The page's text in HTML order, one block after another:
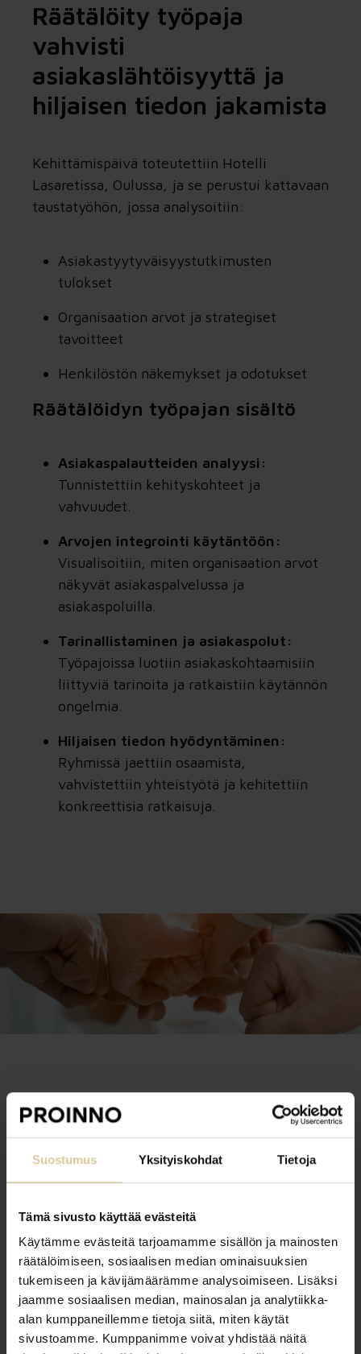
Suostumus Yksityiskohdat Tietoja
Tämä sivusto käyttää evästeitä
Käytämme evästeitä tarjoamamme sisällön ja mainosten
räätälöimiseen, sosiaalisen median ominaisuuksien
tukemiseen ja kävijämäärämme analysoimiseen. Lisäksi
jaamme sosiaalisen median, mainosalan ja analytiikka-
alan kumppaneillemme tietoja siitä, miten käytät
sivustoamme. Kumppanimme voivat yhdistää näitä
Räätälöity työpaja
vahvisti
asiakaslähtöisyyttä ja
hiljaisen tiedon jakamista
Kehittämispäivä toteutettiin Hotelli
Lasaretissa, Oulussa, ja se perustui kattavaan
taustatyöhön, jossa analysoitiin:
Asiakastyytyväisyystutkimusten
tulokset
Organisaation arvot ja strategiset
tavoitteet
Henkilöstön näkemykset ja odotukset
Räätälöidyn työpajan sisältö
Asiakaspalautteiden analyysi:
Tunnistettiin kehityskohteet ja
vahvuudet.
Arvojen integrointi käytäntöön:
Visualisoitiin, miten organisaation arvot
näkyvät asiakaspalvelussa ja
asiakaspoluilla.
Tarinallistaminen ja asiakaspolut:
Työpajoissa luotiin asiakaskohtaamisiin
liittyviä tarinoita ja ratkaistiin käytännön
ongelmia.
Hiljaisen tiedon hyödyntäminen:
Ryhmissä jaettiin osaamista,
vahvistettiin yhteistyötä ja kehitettiin
konkreettisia ratkaisuja.
Tulokset ja saavutetut
hyödyt:
Asiakaslähtöiset
toimintamallit ja hiljaisen
tiedon hyödyntäminen
Kehittämispäivä tuotti merkittäviä